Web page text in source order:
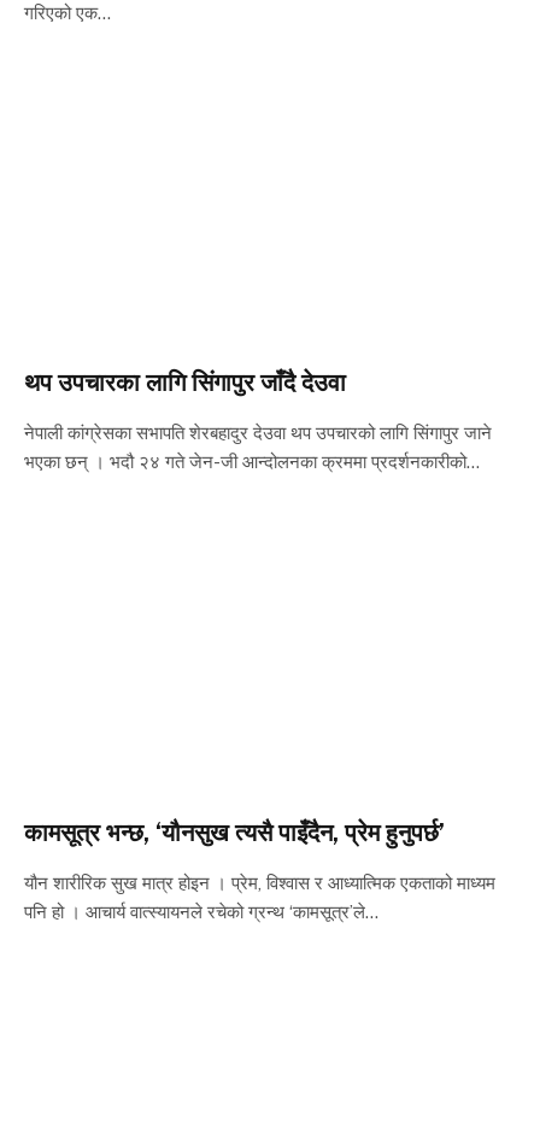
गरिएको एक…
थप उपचारका लागि सिंगापुर जाँदै देउवा
नेपाली कांग्रेसका सभापति शेरबहादुर देउवा थप उपचारको लागि सिंगापुर जाने
भएका छन् । भदौ २४ गते जेन-जी आन्दोलनका क्रममा प्रदर्शनकारीको…
कामसूत्र भन्छ, ‘यौनसुख त्यसै पाइँदैन, प्रेम हुनुपर्छ’
यौन शारीरिक सुख मात्र होइन । प्रेम, विश्वास र आध्यात्मिक एकताको माध्यम
पनि हो । आचार्य वात्स्यायनले रचेको ग्रन्थ ‘कामसूत्र’ले…